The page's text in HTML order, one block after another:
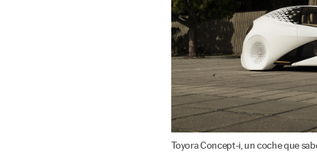
Toyora Concept-i, un coche que